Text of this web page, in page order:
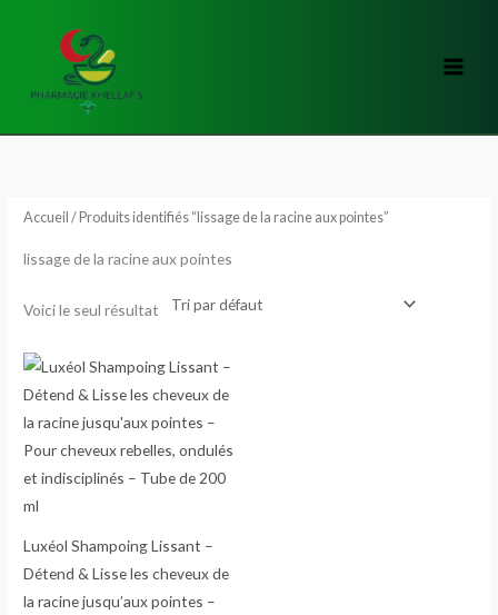
Accueil / Produits identifiés “lissage de la racine aux pointes”
lissage de la racine aux pointes
Voici le seul résultat
Luxéol Shampoing Lissant –
Détend & Lisse les cheveux de
la racine jusqu’aux pointes –